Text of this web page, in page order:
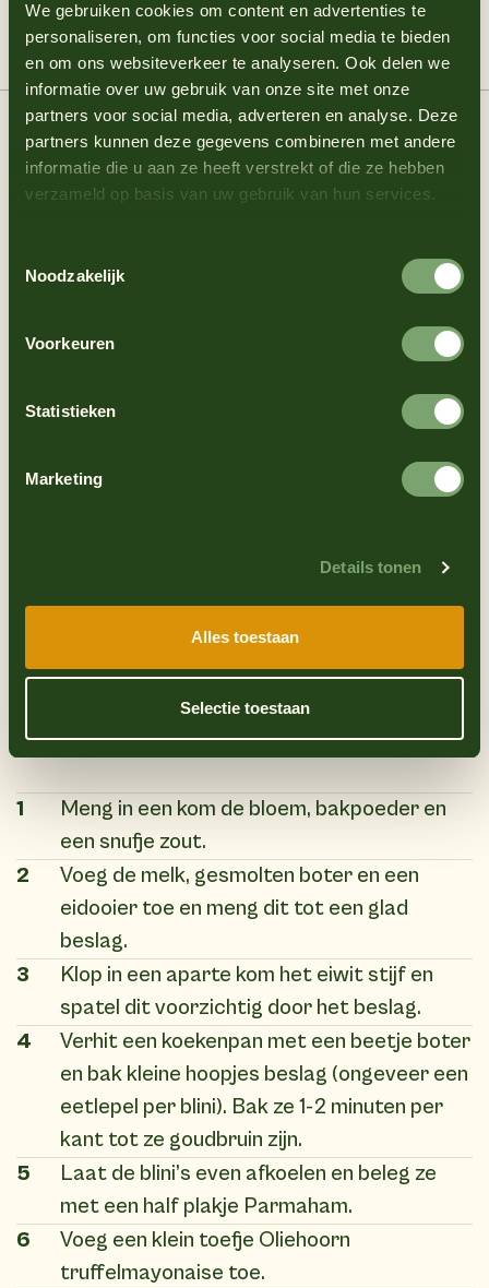
We gebruiken cookies om content en advertenties te
personaliseren, om functies voor social media te bieden
en om ons websiteverkeer te analyseren. Ook delen we
informatie over uw gebruik van onze site met onze
partners voor social media, adverteren en analyse. Deze
partners kunnen deze gegevens combineren met andere
informatie die u aan ze heeft verstrekt of die ze hebben
verzameld op basis van uw gebruik van hun services.
Noodzakelijk
Voorkeuren
Statistieken
Marketing
Details tonen
Alles toestaan
Selectie toestaan
6
Bestrooi het broodje met verse dille en
klein beetje zwarte peper.
7
Serveer het met de citroenpartjes.
Blini's
Ingrediënten
(9)
Truffel Mayonaise
1/2 theelepel bakpoeder
100 ml melk
2 eetlepels Oliehoorn truffelmayonaise
Verse gehakte bieslook
Instructies
(7)
1
Meng in een kom de bloem, bakpoeder en
een snufje zout.
2
Voeg de melk, gesmolten boter en een
eidooier toe en meng dit tot een glad
beslag.
3
Klop in een aparte kom het eiwit stijf en
spatel dit voorzichtig door het beslag.
4
Verhit een koekenpan met een beetje boter
en bak kleine hoopjes beslag (ongeveer een
eetlepel per blini). Bak ze 1-2 minuten per
kant tot ze goudbruin zijn.
5
Laat de blini’s even afkoelen en beleg ze
met een half plakje Parmaham.
6
Voeg een klein toefje Oliehoorn
truffelmayonaise toe.